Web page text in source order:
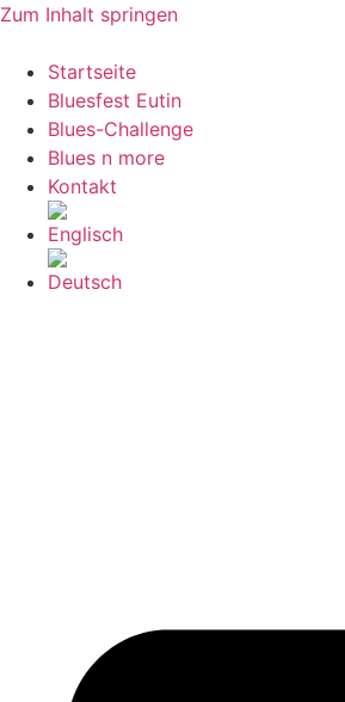
Zum Inhalt springen
Startseite
Bluesfest Eutin
Blues-Challenge
Blues n more
Kontakt